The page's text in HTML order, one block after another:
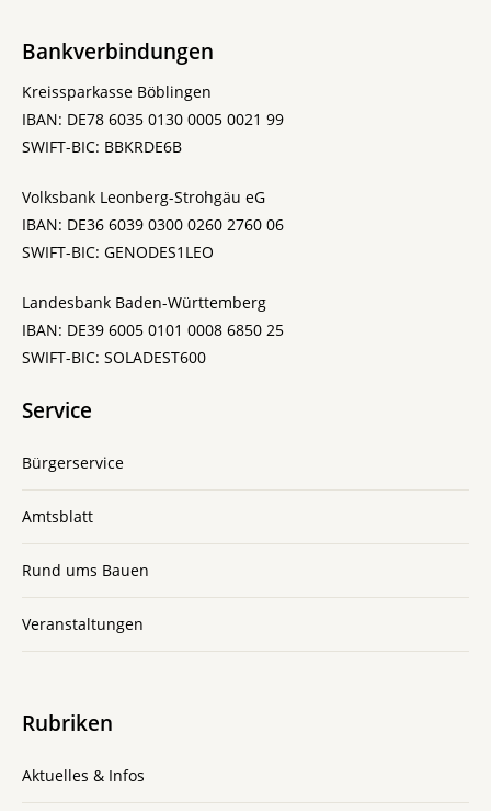
Bankverbindungen
Kreissparkasse Böblingen
IBAN: DE78 6035 0130 0005 0021 99
SWIFT-BIC: BBKRDE6B
Volksbank Leonberg-Strohgäu eG
IBAN: DE36 6039 0300 0260 2760 06
SWIFT-BIC: GENODES1LEO
Landesbank Baden-Württemberg
IBAN: DE39 6005 0101 0008 6850 25
SWIFT-BIC: SOLADEST600
Service
Bürgerservice
Amtsblatt
Rund ums Bauen
Veranstaltungen
Rubriken
Aktuelles & Infos